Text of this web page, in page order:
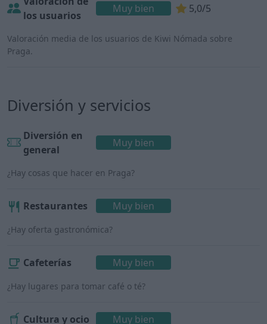
los usuarios
Muy bien 5,0/5
Valoración media de los usuarios de Kiwi Nómada sobre
Praga.
Diversión y servicios
Diversión en
general
Muy bien
¿Hay cosas que hacer en Praga?
Restaurantes Muy bien
¿Hay oferta gastronómica?
Cafeterías Muy bien
¿Hay lugares para tomar café o té?
Cultura y ocio Muy bien